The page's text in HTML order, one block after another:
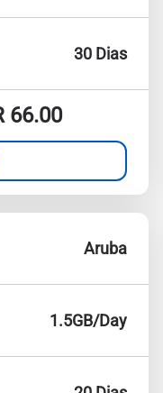
30 Dias
66.00
Aruba
1.5GB/Day